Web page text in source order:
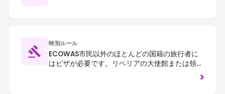
特別ルール
ECOWAS市民以外のほとんどの国籍の旅行者に
はビザが必要です。リベリアの大使館または領事
館で事前に取得してください。入国には有効な黄
熱病予防接種証明書が必須です。交通は右側通行>